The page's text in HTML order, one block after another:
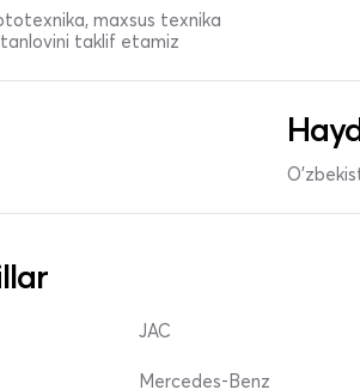
maxsus texnika
taklif etamiz
JAC
Mercedes-Benz